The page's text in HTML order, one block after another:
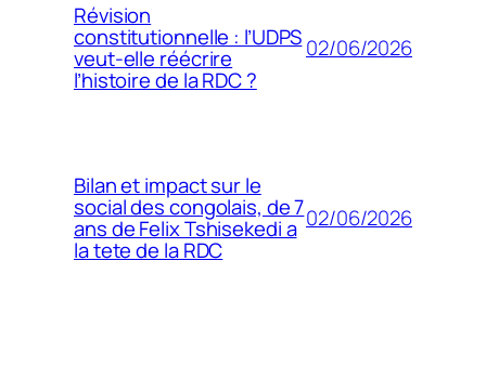
Révision
constitutionnelle : l’UDPS
veut-elle réécrire
l’histoire de la RDC ?
02/06/2026
Bilan et impact sur le
social des congolais, de 7
ans de Felix Tshisekedi a
la tete de la RDC
02/06/2026